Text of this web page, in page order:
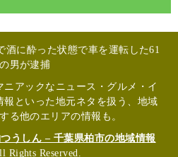
酒に酔った状態で車を運転した61
男が逮捕
アックなニュース・グルメ・イ
といった地元ネタを扱う、地域
る他のエリアの情報も。
うしん – 千葉県柏市の地域情報
Rights Reserved.